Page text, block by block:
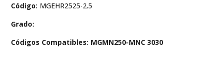
Código: MGEHR2525-2.5
Grado:
Códigos Compatibles: MGMN250-MNC 3030